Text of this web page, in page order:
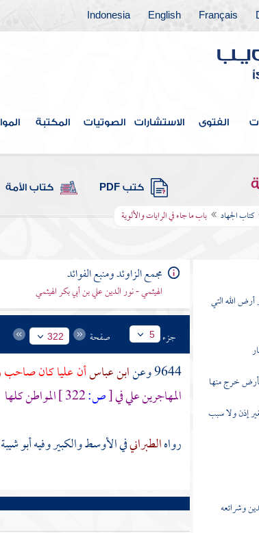
Français
English
Indonesia
الفتوى الاستشارات الصوتيات المكتبة
كتب PDF كتاب الأمة
كتاب الجهاد باب ما جاء في الرايات والألوية
أرض الله التي
خرج منها
إذن ولا سبب
وشرائعه
مجمع الزاوئد ومنبع الفوائد
الهيثمي - نور الدين علي بن أبي بكر الهيثمي
جزء 5 صفحة 322
9644 وعن ابن عباسأنعلياكان صاحب
المهاجرينعليفي[ص: المواطن كلها
رواهالطبرانيفي الأوسط والكبير وفيهأبو